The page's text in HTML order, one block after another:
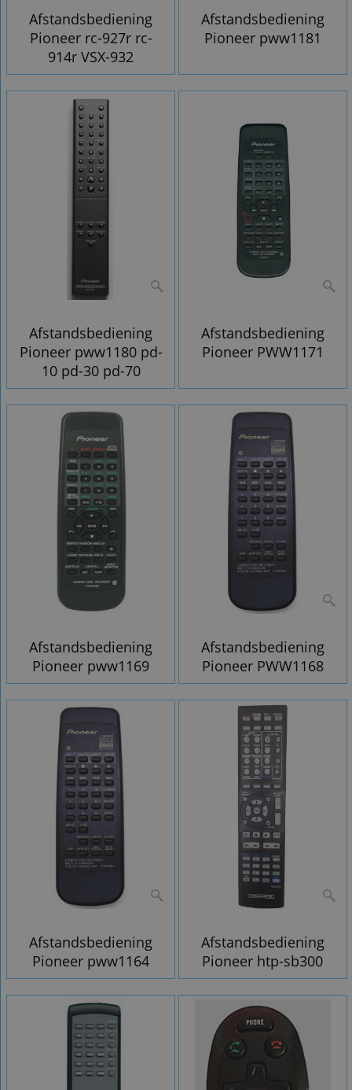
Afstandsbediening
Pioneer rc-927r rc-
914r VSX-932
Afstandsbediening
Pioneer pww1181
Afstandsbediening
Pioneer pww1180 pd-
10 pd-30 pd-70
Afstandsbediening
Pioneer PWW1171
Afstandsbediening
Pioneer pww1169
Afstandsbediening
Pioneer PWW1168
Afstandsbediening
Pioneer pww1164
Afstandsbediening
Pioneer htp-sb300